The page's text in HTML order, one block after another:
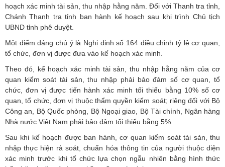
hoạch xác minh tài sản, thu nhập hằng năm. Đối với Thanh tra tỉnh,
Chánh Thanh tra tỉnh ban hành kế hoạch sau khi trình Chủ tịch
UBND tỉnh phê duyệt.
Một điểm đáng chú ý là Nghị định số 164 điều chỉnh tỷ lệ cơ quan,
tổ chức, đơn vị được đưa vào kế hoạch xác minh.
Theo đó, kế hoạch xác minh tài sản, thu nhập hằng năm của cơ
quan kiểm soát tài sản, thu nhập phải bảo đảm số cơ quan, tổ
chức, đơn vị được tiến hành xác minh tối thiểu bằng 10% số cơ
quan, tổ chức, đơn vị thuộc thẩm quyền kiểm soát; riêng đối với Bộ
Công an, Bộ Quốc phòng, Bộ Ngoại giao, Bộ Tài chính, Ngân hàng
Nhà nước Việt Nam phải bảo đảm tối thiểu bằng 5%.
Sau khi kế hoạch được ban hành, cơ quan kiểm soát tài sản, thu
nhập thực hiện rà soát, chuẩn hóa thông tin của người thuộc diện
xác minh trước khi tổ chức lựa chọn ngẫu nhiên bằng hình thức